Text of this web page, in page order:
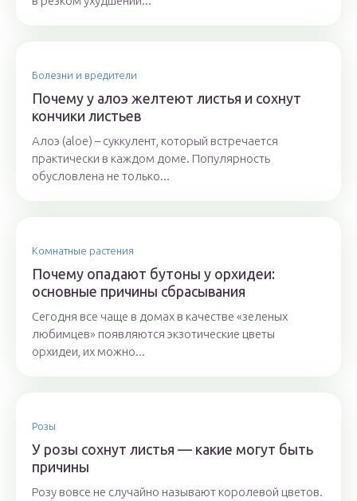
Болезни и вредители
Почему у алоэ желтеют листья и сохнут
кончики листьев
Алоэ (aloe) – суккулент, который встречается
практически в каждом доме. Популярность
обусловлена не только...
Комнатные растения
Почему опадают бутоны у орхидеи:
основные причины сбрасывания
Сегодня все чаще в домах в качестве «зеленых
любимцев» появляются экзотические цветы
орхидеи, их можно...
Розы
У розы сохнут листья — какие могут быть
причины
Розу вовсе не случайно называют королевой цветов.